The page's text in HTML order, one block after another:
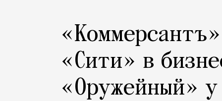
«Сити» в
«Оружейный»